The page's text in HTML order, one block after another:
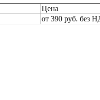
Цена
от 390 руб. без